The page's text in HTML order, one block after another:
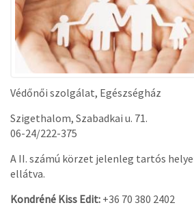
Védőnői szolgálat, Egészségház
Szigethalom, Szabadkai u. 71.
06-24/222-375
A II. számú körzet jelenleg tartós
ellátva.
Kondréné Kiss Edit: +36 70 380 2402